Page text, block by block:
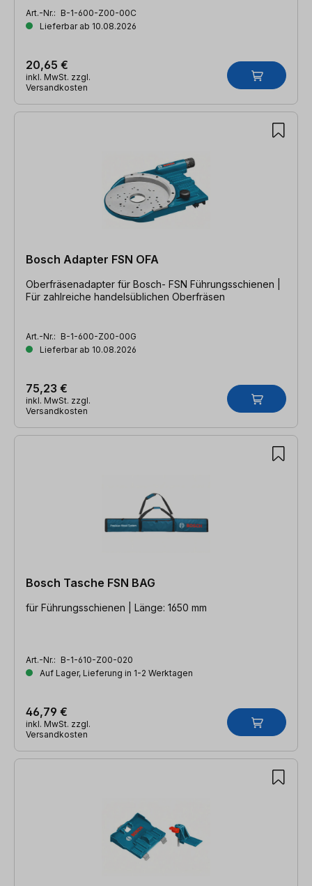
Art.-Nr.: B-1-600-Z00-00C
Lieferbar ab 10.08.2026
20,65 €
inkl. MwSt. zzgl.
Versandkosten
Bosch Adapter FSN OFA
Oberfräsenadapter für Bosch- FSN Führungsschienen |
Für zahlreiche handelsüblichen Oberfräsen
Art.-Nr.: B-1-600-Z00-00G
Lieferbar ab 10.08.2026
75,23 €
inkl. MwSt. zzgl.
Versandkosten
Bosch Tasche FSN BAG
für Führungsschienen | Länge: 1650 mm
Art.-Nr.: B-1-610-Z00-020
Auf Lager, Lieferung in 1-2 Werktagen
46,79 €
inkl. MwSt. zzgl.
Versandkosten